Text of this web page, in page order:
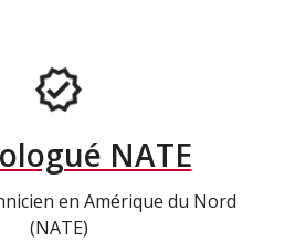
NATE
en Amérique du Nord
(NATE)